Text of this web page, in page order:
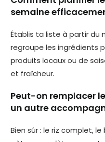
semaine
Établis ta liste à partir du
regroupe les ingrédients
produits locaux ou de
et fraîcheur.
Peut-on remplacer
un autre
Bien sûr : le riz complet,